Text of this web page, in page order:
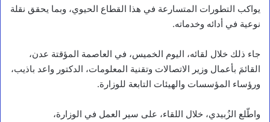
يواكب التطورات المتسارعة في هذا القطاع الحيوي، وبما يحقق نقلة
نوعية في أدائه وخدماته.
جاء ذلك خلال لقائه، اليوم الخميس، في العاصمة المؤقتة عدن،
القائمَ بأعمال وزير الاتصالات وتقنية المعلومات، الدكتور واعد باذيب،
ورؤساء المؤسسات والهيئات التابعة للوزارة.
واطّلع الزُبيدي، خلال اللقاء، على سير العمل في الوزارة،